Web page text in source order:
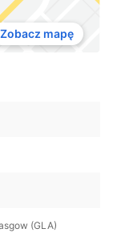
Zobacz mapę
(GLA)